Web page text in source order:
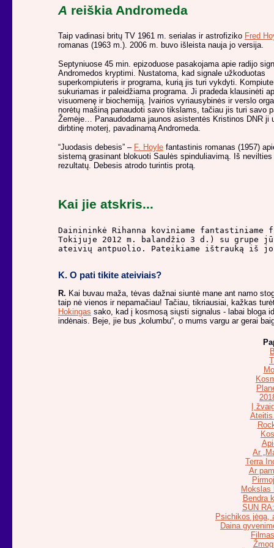
A reiškia Andromeda
Taip vadinasi britų TV 1961 m. serialas ir astrofiziko Fred
romanas (1963 m.). 2006 m. buvo išleista nauja jo versija.
Septyniuose 45 min. epizoduose pasakojama apie radijo
Andromedos kryptimi. Nustatoma, kad signale užkoduotas
superkompiuteris ir programa, kurią jis turi vykdyti.
sukuriamas ir paleidžiama programa. Ji pradeda klausinėti
visuomenę ir biochemiją. Įvairios vyriausybinės ir verslo
norėtų mašiną panaudoti savo tikslams, tačiau jis turi savo
Žemėje… Panaudodama jaunos asistentės Kristinos DNR ji
dirbtinę moterį, pavadinamą Andromeda.
“Juodasis debesis” – F. Hoyle fantastinis romanas (1957)
sistemą grasinant blokuoti Saulės spinduliavimą. Iš
rezultatų. Debesis atrodo turintis protą.
Kai jie atskris...
Dainininkė Rihanna koviniame fantastiniame
Tokijuje 2012 m. balandžio 3 d.) su grupe
ateivių antpuolio. Pateikiame ištrauką iš
K. O pati tikite ateiviais?
R. Kai buvau maža, tėvas dažnai siuntė mane ant namo
taip nė vienos ir nepamačiau! Tačiau, tikriausiai, kažkas
Hokingas sako, kad į kosmosą siųsti signalus - labai bloga
indėnais. Beje, jie bus „kolumbu“, o mums vargu ar gerai
Į
Ar
Terra
Ar
Mokslas
Bendra
SUN
Psichikos jėga,
Daina